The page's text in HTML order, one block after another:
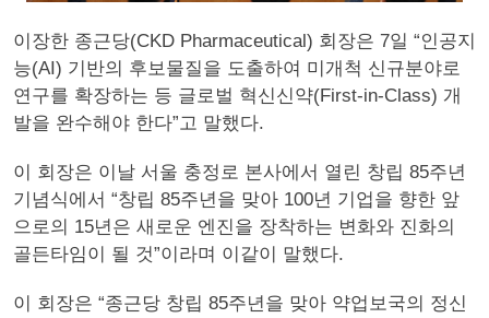
이장한 종근당(CKD Pharmaceutical) 회장은 7일 “인공지
능(AI) 기반의 후보물질을 도출하여 미개척 신규분야로
연구를 확장하는 등 글로벌 혁신신약(First-in-Class) 개
발을 완수해야 한다”고 말했다.
이 회장은 이날 서울 충정로 본사에서 열린 창립 85주년
기념식에서 “창립 85주년을 맞아 100년 기업을 향한 앞
으로의 15년은 새로운 엔진을 장착하는 변화와 진화의
골든타임이 될 것”이라며 이같이 말했다.
이 회장은 “종근당 창립 85주년을 맞아 약업보국의 정신